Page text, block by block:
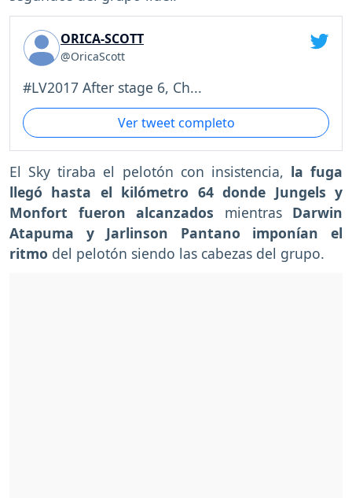
ORICA-SCOTT
@OricaScott
#LV2017 After stage 6, Ch...
Ver tweet completo
El Sky tiraba el pelotón con insistencia, la fuga
llegó hasta el kilómetro 64 donde Jungels y
Monfort fueron alcanzados mientrasDarwin
Atapuma y Jarlinson Pantano imponían el
ritmo del pelotón siendo las cabezas del grupo.